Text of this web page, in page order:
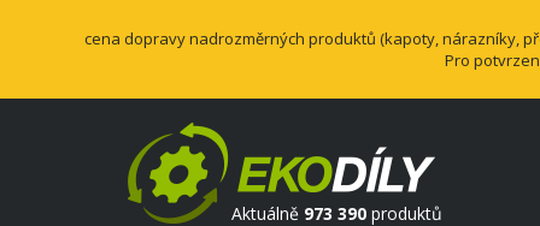
cena dopravy nadrozměrných produktů (kapoty, nárazníky,
Pro
Aktuálně 973 390 produktů